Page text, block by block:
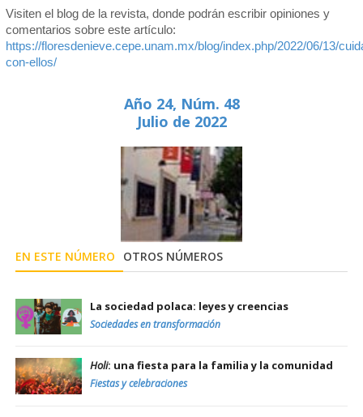
Visiten el blog de la revista, donde podrán escribir opiniones y
comentarios sobre este artículo:
https://floresdenieve.cepe.unam.mx/blog/index.php/2022/06/13/
con-ellos/
Año 24, Núm. 48
Julio de 2022
EN ESTE NÚMERO OTROS NÚMEROS
La sociedad polaca: leyes y creencias
Sociedades en transformación
Holi: una fiesta para la familia y la comunidad
Fiestas y celebraciones